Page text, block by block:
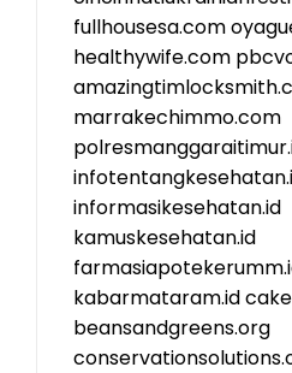
fullhousesa.com
healthywife.com
marrakechimmo.com
informasikesehatan.id
kamuskesehatan.id
kabarmataram.id
beansandgreens.org